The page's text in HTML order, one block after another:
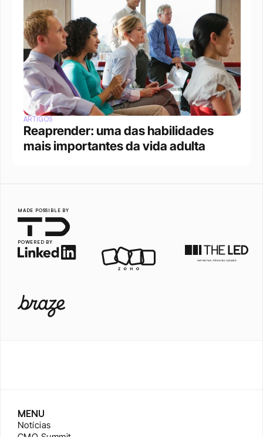
ARTIGOS
Reaprender: uma das habilidades
mais importantes da vida adulta
MADE POSSIBLE BY
POWERED BY
MENU
Notícias